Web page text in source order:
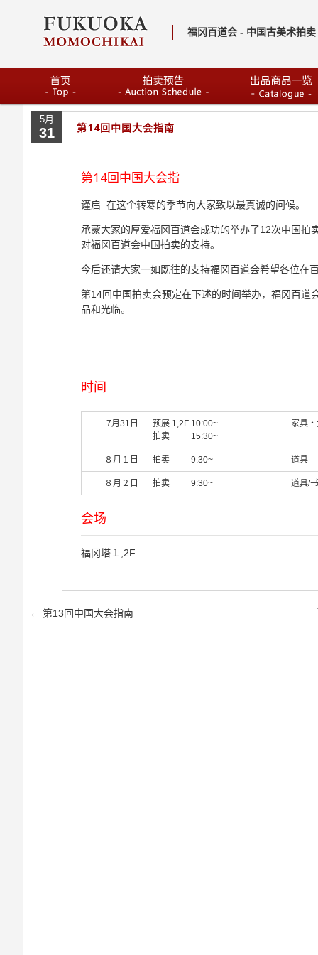
福冈百道会 - 中国古美术拍卖
5月
31 第14回中国大会指南
第14回中国大会指
谨启 在这个转寒的季节向大家致以最真诚的问候。
承蒙大家的厚爱福冈百道会成功的举办了12次中国拍
对福冈百道会中国拍卖的支持。
今后还请大家一如既往的支持福冈百道会希望各位在
第14回中国拍卖会预定在下述的时间举办，福冈百道
品和光临。
时间
7月31日
预展 1,2F 10:00~
拍卖 15:30~
家具
８月１日 拍卖 9:30~ 道具
８月２日 拍卖 9:30~ 道具/
会场
福冈塔１,2F
Post navigation
← 第13回中国大会指南